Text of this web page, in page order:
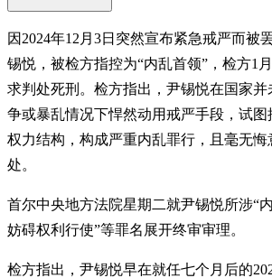
因2024年12月3日突然宣布紧急戒严而被
锡悦，被检方指控为“内乱首领”，检方1
求判处死刑。检方指出，尹锡悦在国家
争或暴乱情况下悍然动用戒严手段，试
权力结构，构成严重内乱罪行，且毫无
处。
首尔中央地方法院星期二就尹锡悦所涉“
妨碍权利行使”等罪名展开终审审理。
检方指出，尹锡悦早在就任七个月后的